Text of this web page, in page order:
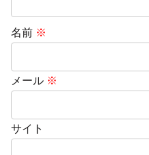
名前 ※
メール ※
サイト